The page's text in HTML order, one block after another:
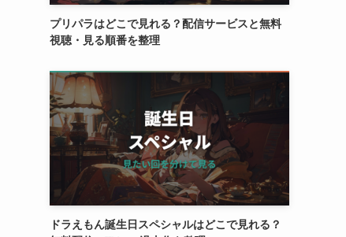
プリパラはどこで見れる？配信サービスと無料
視聴・見る順番を整理
ドラえもん誕生日スペシャルはどこで見れる？